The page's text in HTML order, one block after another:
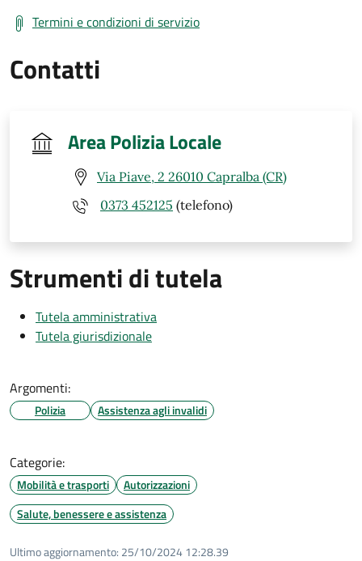
Termini e condizioni di servizio
Contatti
Area Polizia Locale
Via Piave, 2 26010 Capralba (CR)
0373 452125 (telefono)
Strumenti di tutela
Tutela amministrativa
Tutela giurisdizionale
Argomenti:
Polizia Assistenza agli invalidi
Categorie:
Mobilità e trasporti
Autorizzazioni
Salute, benessere e assistenza
Ultimo aggiornamento: 25/10/2024 12:28.39